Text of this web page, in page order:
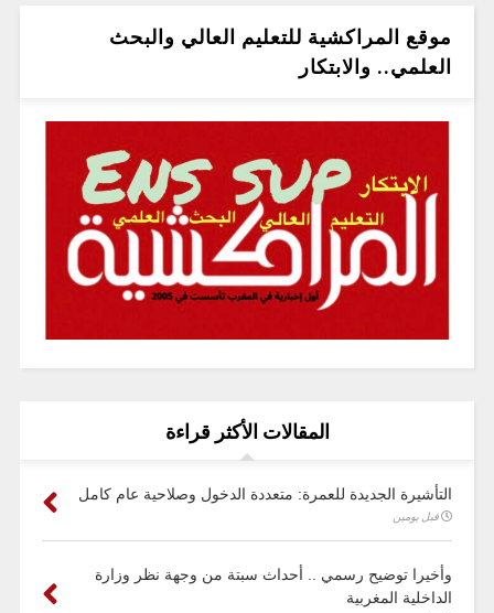
موقع المراكشية للتعليم العالي والبحث
العلمي.. والابتكار
المقالات الأكثر قراءة
التأشيرة الجديدة للعمرة: متعددة الدخول وصلاحية عام كامل
قبل يومين
وأخيرا توضيح رسمي .. أحداث سبتة من وجهة نظر وزارة
الداخلية المغربية